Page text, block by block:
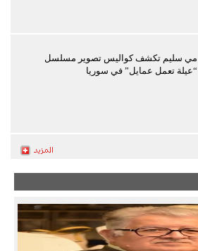
مي سليم تكشف كواليس تصوير مسلسل
“عيلة تعمل عمايل” في سوريا